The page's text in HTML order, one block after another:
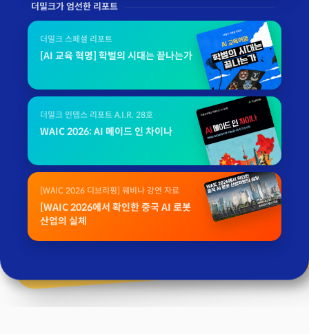
더밀크가 엄선한 리포트
더밀크 스페셜 리포트
[AI 교육 혁명] 학벌의 시대는 끝나는가
더밀크 인뎁스 리포트 A.I.R. 28호
WAIC 2026: AI 메이드 인 차이나
[WAIC 2026 디브리핑] 웨비나 강연 자료
[WAIC 2026에서 확인한 중국 AI 로봇
산업의 실체